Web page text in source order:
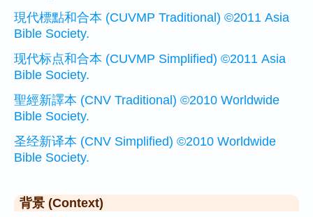
現代標點和合本 (CUVMP Traditional) ©2011 Asia
Bible Society.
现代标点和合本 (CUVMP Simplified) ©2011 Asia
Bible Society.
聖經新譯本 (CNV Traditional) ©2010 Worldwide
Bible Society.
圣经新译本 (CNV Simplified) ©2010 Worldwide
Bible Society.
背景 (Context)